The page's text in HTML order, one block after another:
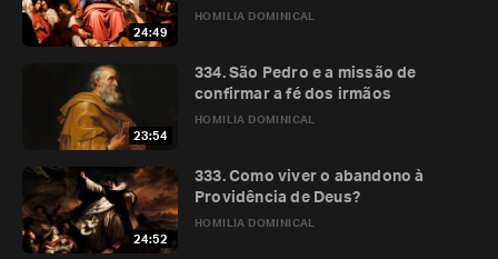
24:49
HOMILIA DOMINICAL
23:54
HOMILIA DOMINICAL
334. São Pedro e a missão de
confirmar a fé dos irmãos
24:52
HOMILIA DOMINICAL
333. Como viver o abandono à
Providência de Deus?